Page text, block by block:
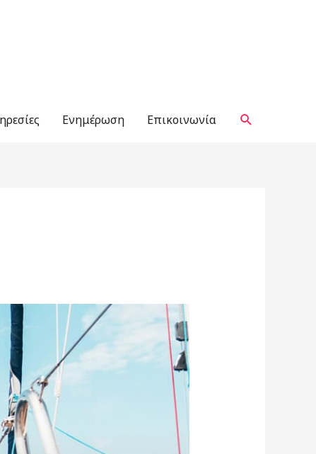
Ενημέρωση Επικοινωνία Αναζήτηση